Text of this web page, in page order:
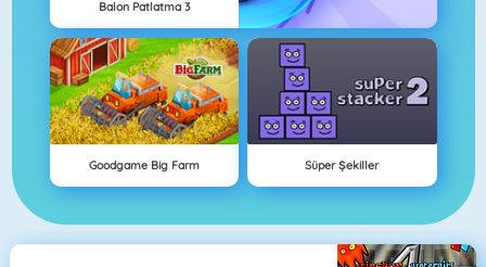
Balon Patlatma 3
Goodgame Big Farm Süper Şekiller